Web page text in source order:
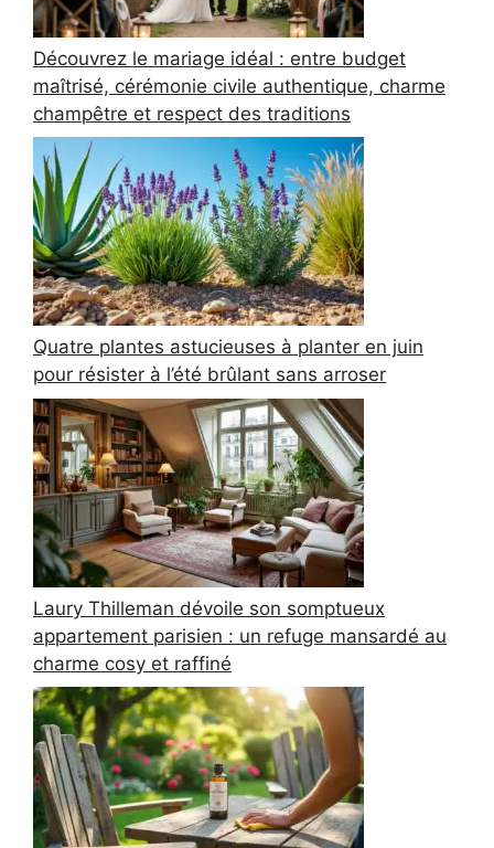
Découvrez le mariage idéal : entre budget
maîtrisé, cérémonie civile authentique, charme
champêtre et respect des traditions
Quatre plantes astucieuses à planter en juin
pour résister à l’été brûlant sans arroser
Laury Thilleman dévoile son somptueux
appartement parisien : un refuge mansardé au
charme cosy et raffiné